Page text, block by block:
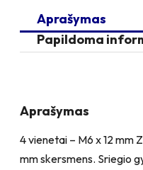
12
Zn
+
4
vienetai
–
NEM6x9
Aprašymas
Papildoma
Aprašymas
4 vienetai – M6 x 12 mm
mm skersmens. Sriegio